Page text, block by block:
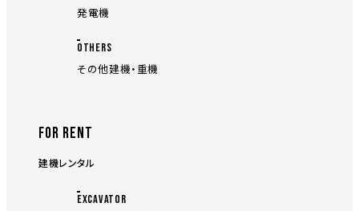
発電機
OTHERS
その他建機・重機
FOR RENT
建機レンタル
EXCAVATOR